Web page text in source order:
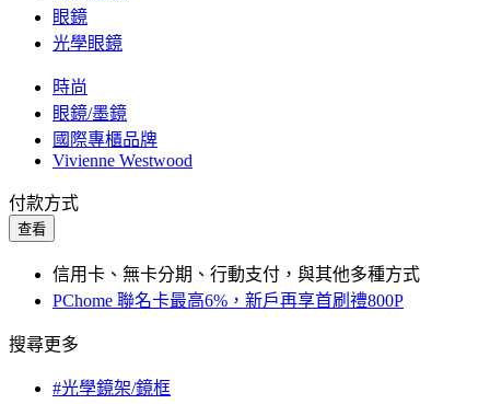
眼鏡
光學眼鏡
時尚
眼鏡/墨鏡
國際專櫃品牌
Vivienne Westwood
付款方式
查看
信用卡、無卡分期、行動支付，與其他多種方式
PChome 聯名卡最高6%，新戶再享首刷禮800P
搜尋更多
#光學鏡架/鏡框